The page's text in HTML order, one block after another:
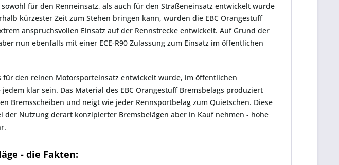
für den Renneinsatz, als auch für den Straßeneinsatz entwickelt wurde
kürzester Zeit zum Stehen bringen kann, wurden die EBC Orangestuff
anspruchsvollen Einsatz auf der Rennstrecke entwickelt. Auf Grund der
nun ebenfalls mit einer ECE-R90 Zulassung zum Einsatz im öffentlichen
für den reinen Motorsporteinsatz entwickelt wurde, im öffentlichen
klar sein. Das Material des EBC Orangestuff Bremsbelags produziert
Bremsscheiben und neigt wie jeder Rennsportbelag zum Quietschen. Diese
der Nutzung derart konzipierter Bremsbelägen aber in Kauf nehmen - hohe
- die Fakten: